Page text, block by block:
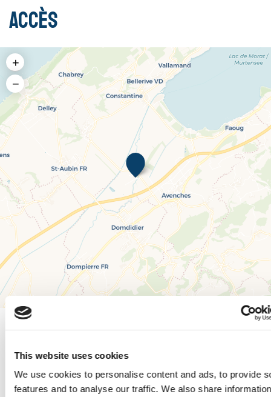
This website uses cookies
We use cookies to personalise content and ads, to provide
features and to analyse our traffic. We also share
Accès
+
−
© OpenStreetMap contributors, © CARTO
Horaires et tarifs